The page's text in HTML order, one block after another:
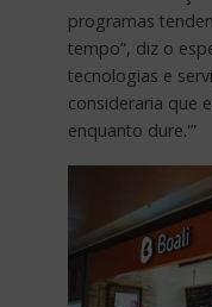
programas
tempo”, diz o
tecnologias e
consideraria que
enquanto dure.'”